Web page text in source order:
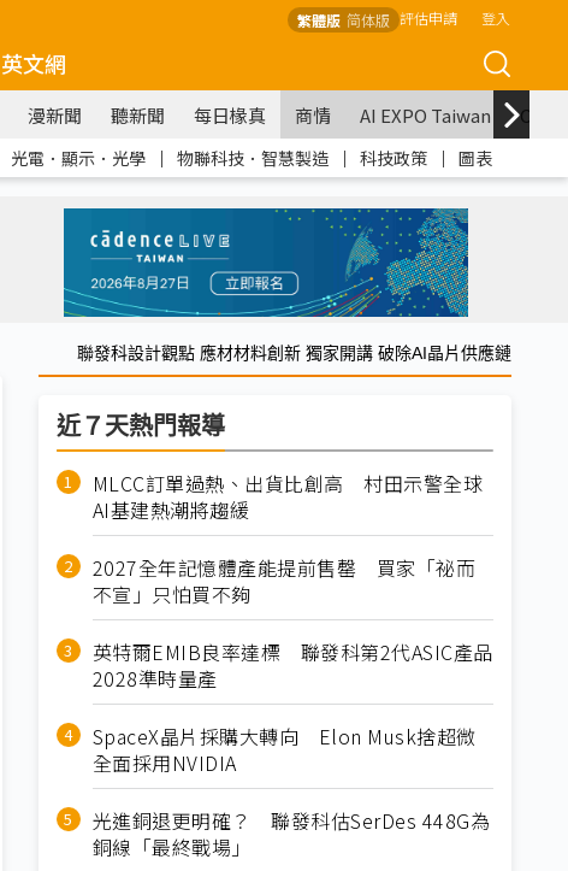
繁體版 简体版 評估申請 登入
英文網
漫新聞 聽新聞 每日椽真 商情 AI EXPO Taiwan
光電．顯示．光學 ｜ 物聯科技．智慧製造 ｜ 科技政策 ｜ 圖表
聯發科設計觀點 應材材料創新 獨家開講 破除AI晶片供應鏈
近７天熱門報導
MLCC訂單過熱、出貨比創高 村田示警全球
AI基建熱潮將趨緩
2027全年記憶體產能提前售罄 買家「祕而
不宣」只怕買不夠
英特爾EMIB良率達標 聯發科第2代ASIC產品
2028準時量產
SpaceX晶片採購大轉向 Elon Musk捨超微
全面採用NVIDIA
光進銅退更明確？ 聯發科估SerDes 448G為
銅線「最終戰場」